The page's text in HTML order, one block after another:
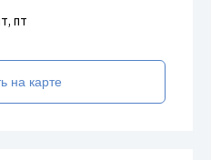
пт
на карте